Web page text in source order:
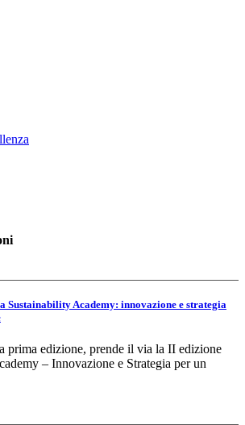
Sustainability Academy: innovazione e strategia
prima edizione, prende il via la II edizione
– Innovazione e Strategia per un